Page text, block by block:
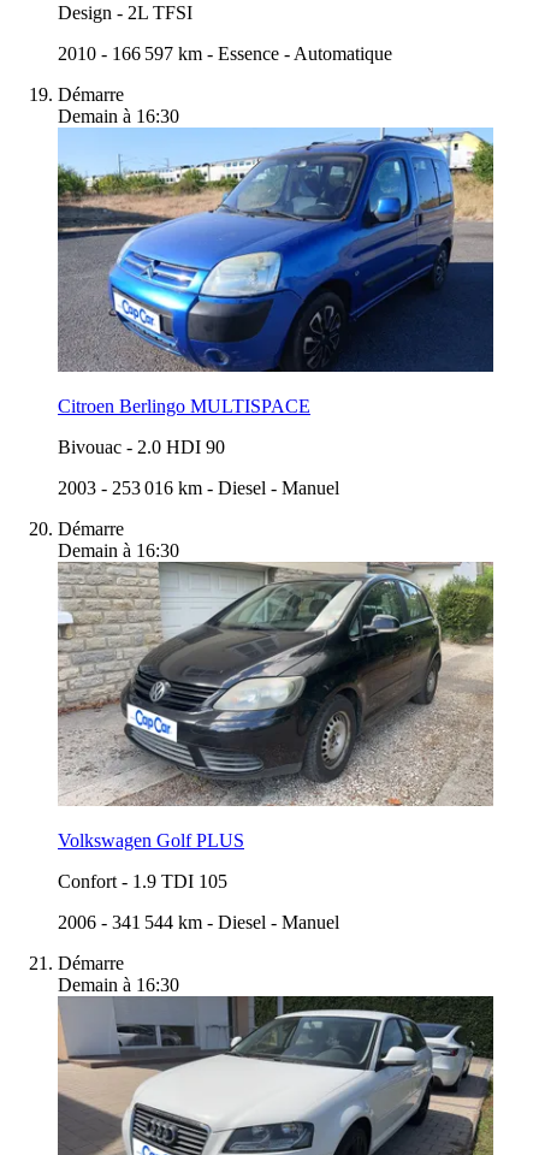
Design - 2L TFSI
2010 - 166 597 km - Essence - Automatique
Démarre
Demain à 16:30
Citroen Berlingo MULTISPACE
Bivouac - 2.0 HDI 90
2003 - 253 016 km - Diesel - Manuel
Démarre
Demain à 16:30
Volkswagen Golf PLUS
Confort - 1.9 TDI 105
2006 - 341 544 km - Diesel - Manuel
Démarre
Demain à 16:30